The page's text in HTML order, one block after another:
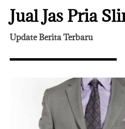
Jual Jas Pria
Update Berita Terbaru